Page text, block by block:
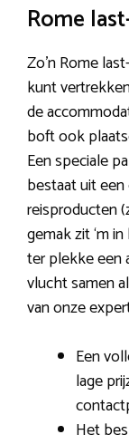
Rome
Zo’n Rome
kunt
de
boft ook
Een speciale
bestaat uit
reisproducten
gemak zit ‘m
ter plekke een
vlucht samen
van onze
Een
lage
Het